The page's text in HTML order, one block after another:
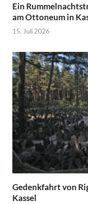
Ein
am Ottoneum in
15. Juli 2026
Gedenkfahrt von
Kassel